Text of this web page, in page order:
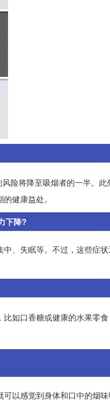
险将降至吸烟者的一半。此
健康益处。
下降?
、失眠等。不过，这些症
如口香糖或健康的水果零
以感觉到身体和口中的烟